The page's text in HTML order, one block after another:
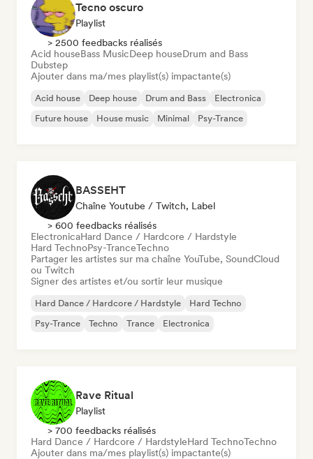
Tecno oscuro
Playlist
> 2500 feedbacks réalisés
Acid houseBass MusicDeep houseDrum and Bass
Dubstep
Ajouter dans ma/mes playlist(s) impactante(s)
Acid house Deep house Drum and Bass
Electronica
Future house
House music Minimal Psy-Trance
BASSEHT
Chaîne Youtube / Twitch, Label
> 600 feedbacks réalisés
ElectronicaHard Dance / Hardcore / Hardstyle
Hard TechnoPsy-TranceTechno
Partager les artistes sur ma chaîne YouTube, SoundCloud
ou Twitch
Signer des artistes et/ou sortir leur musique
Hard Dance / Hardcore / Hardstyle
Hard Techno
Psy-Trance
Techno Trance Electronica
Rave Ritual
Playlist
> 700 feedbacks réalisés
Hard Dance / Hardcore / HardstyleHard TechnoTechno
Ajouter dans ma/mes playlist(s) impactante(s)